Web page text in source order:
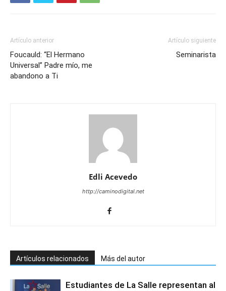
Artículo anterior
Foucauld: “El Hermano
Universal” Padre mío, me
abandono a Ti
Artículo siguiente
Seminarista
Edli Acevedo
http://caminodigital.net
Artículos relacionados Más del autor
Estudiantes de La Salle representan al